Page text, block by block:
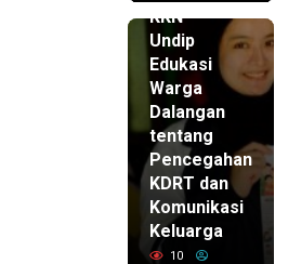
KKN
Undip
Edukasi
Warga
Dalangan
tentang
Pencegahan
KDRT dan
Komunikasi
Keluarga
10